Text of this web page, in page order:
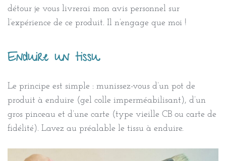
détour je vous livrerai mon avis personnel sur
l’expérience de ce produit. Il n’engage que moi !
Enduire un tissu
Le principe est simple : munissez-vous d’un pot de
produit à enduire (gel colle imperméabilisant), d’un
gros pinceau et d’une carte (type vieille CB ou carte de
fidélité). Lavez au préalable le tissu à enduire.